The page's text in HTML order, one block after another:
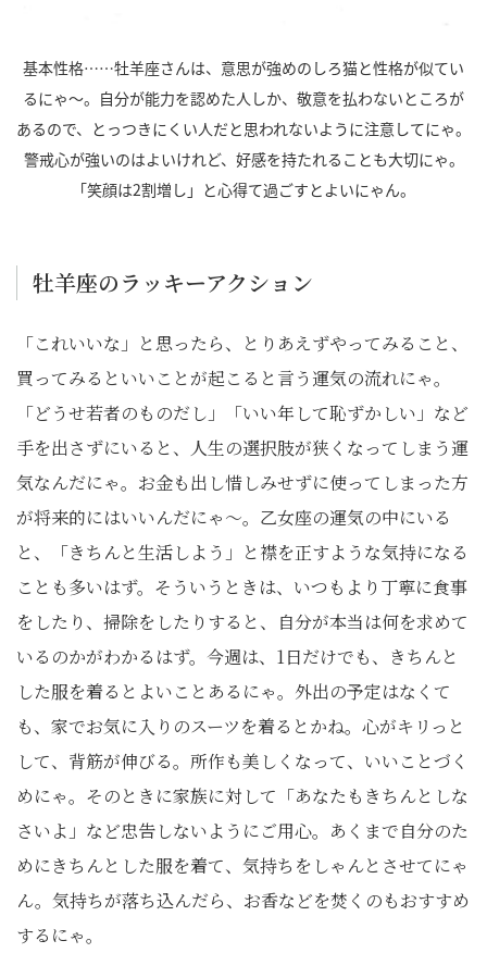
基本性格……牡羊座さんは、意思が強めのしろ猫と性格が似てい
るにゃ～。自分が能力を認めた人しか、敬意を払わないところが
あるので、とっつきにくい人だと思われないように注意してにゃ。
警戒心が強いのはよいけれど、好感を持たれることも大切にゃ。
「笑顔は2割増し」と心得て過ごすとよいにゃん。
牡羊座のラッキーアクション
「これいいな」と思ったら、とりあえずやってみること、
買ってみるといいことが起こると言う運気の流れにゃ。
「どうせ若者のものだし」「いい年して恥ずかしい」など
手を出さずにいると、人生の選択肢が狭くなってしまう運
気なんだにゃ。お金も出し惜しみせずに使ってしまった方
が将来的にはいいんだにゃ～。乙女座の運気の中にいる
と、「きちんと生活しよう」と襟を正すような気持になる
ことも多いはず。そういうときは、いつもより丁寧に食事
をしたり、掃除をしたりすると、自分が本当は何を求めて
いるのかがわかるはず。今週は、1日だけでも、きちんと
した服を着るとよいことあるにゃ。外出の予定はなくて
も、家でお気に入りのスーツを着るとかね。心がキリっと
して、背筋が伸びる。所作も美しくなって、いいことづく
めにゃ。そのときに家族に対して「あなたもきちんとしな
さいよ」など忠告しないようにご用心。あくまで自分のた
めにきちんとした服を着て、気持ちをしゃんとさせてにゃ
ん。気持ちが落ち込んだら、お香などを焚くのもおすすめ
するにゃ。